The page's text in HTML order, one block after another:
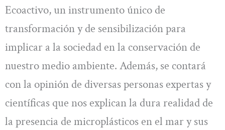
Ecoactivo, un instrumento único de
transformación y de sensibilización para
implicar a la sociedad en la conservación de
nuestro medio ambiente. Además, se contará
con la opinión de diversas personas expertas y
científicas que nos explican la dura realidad de
la presencia de microplásticos en el mar y sus